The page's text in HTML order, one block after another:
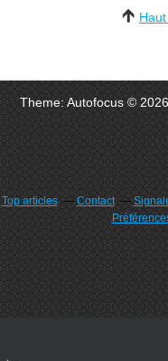
Theme: Autofocus ©
Top articles Contact